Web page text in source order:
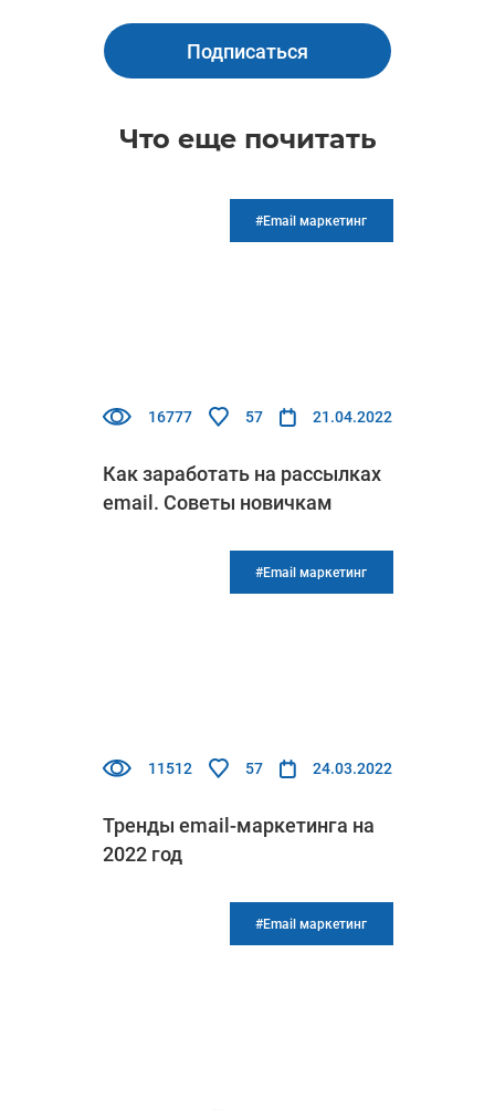
Подписаться
Что еще почитать
#Email маркетинг
16777 57 21.04.2022
Как заработать на рассылках
email. Советы новичкам
#Email маркетинг
11512 57 24.03.2022
Тренды email-маркетинга на
2022 год
#Email маркетинг